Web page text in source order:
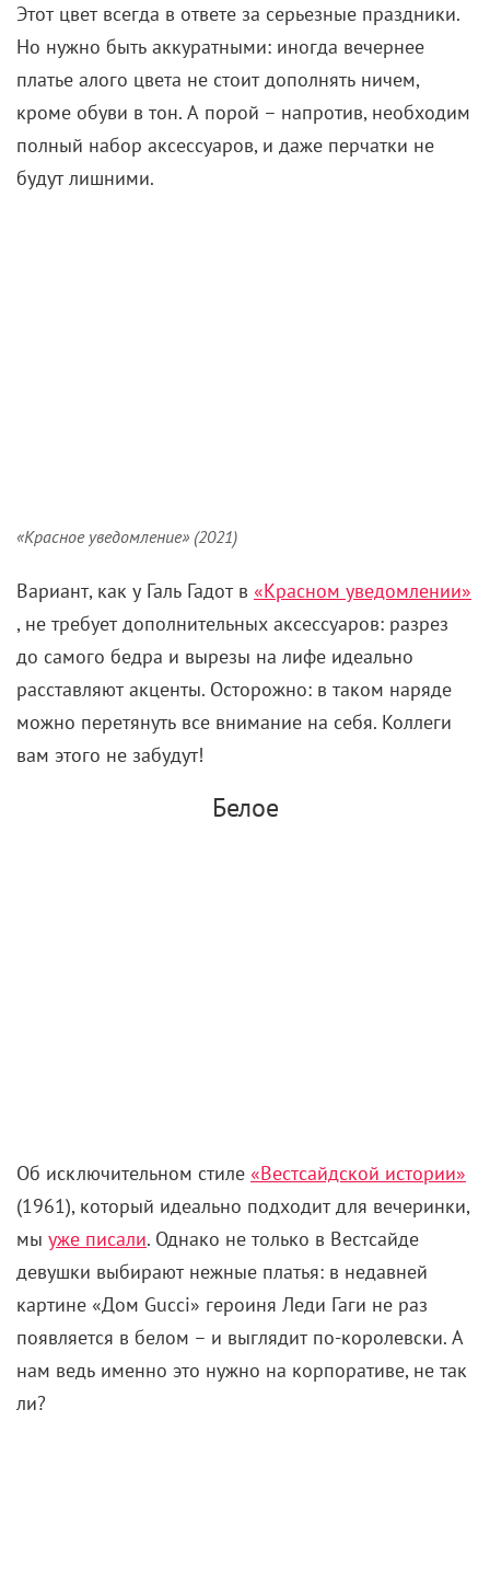
Этот цвет всегда в ответе за серьезные праздники.
Но нужно быть аккуратными: иногда вечернее
платье алого цвета не стоит дополнять ничем,
кроме обуви в тон. А порой – напротив, необходим
полный набор аксессуаров, и даже перчатки не
будут лишними.
«Красное уведомление» (2021)
Вариант, как у Галь Гадот в «Красном уведомлении»
, не требует дополнительных аксессуаров: разрез
до самого бедра и вырезы на лифе идеально
расставляют акценты. Осторожно: в таком наряде
можно перетянуть все внимание на себя. Коллеги
вам этого не забудут!
Белое
Об исключительном стиле «Вестсайдской истории»
(1961), который идеально подходит для вечеринки,
мы уже писали. Однако не только в Вестсайде
девушки выбирают нежные платья: в недавней
картине «Дом Gucci» героиня Леди Гаги не раз
появляется в белом – и выглядит по-королевски. А
нам ведь именно это нужно на корпоративе, не так
ли?